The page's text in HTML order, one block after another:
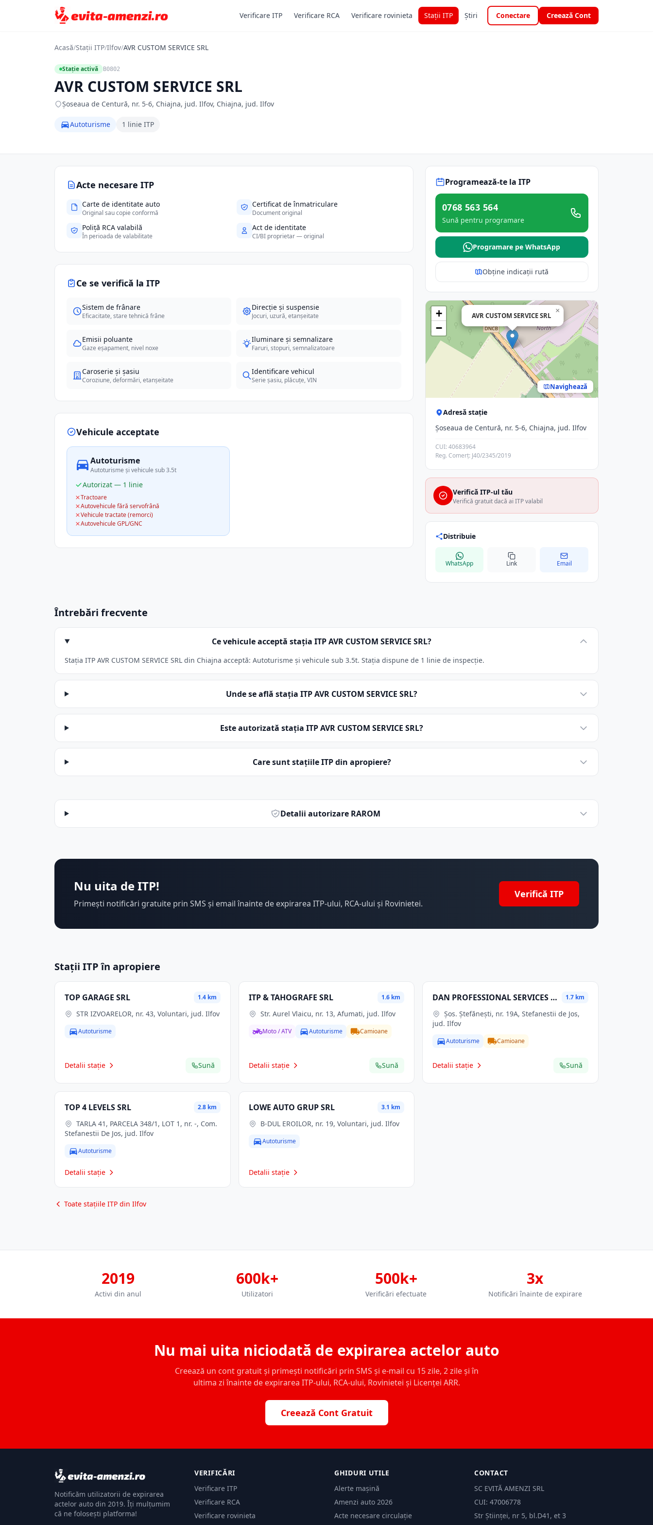
Verificare ITP Verificare RCA Verificare rovinieta Stații ITP Știri Conectare Creează Cont
Acasă/Stații ITP/Ilfov/AVR CUSTOM SERVICE SRL
Stație activă B0802
AVR CUSTOM SERVICE SRL
Şoseaua de Centură, nr. 5-6, Chiajna, jud. Ilfov, Chiajna, jud. Ilfov
Autoturisme 1 linie ITP
Acte necesare ITP
Carte de identitate auto
Original sau copie conformă
Certificat de înmatriculare
Document original
Poliță RCA valabilă
În perioada de valabilitate
Act de identitate
CI/BI proprietar — original
Ce se verifică la ITP
Sistem de frânare
Eficacitate, stare tehnică frâne
Direcție și suspensie
Jocuri, uzură, etanșeitate
Emisii poluante
Gaze eșapament, nivel noxe
Iluminare și semnalizare
Faruri, stopuri, semnalizatoare
Caroserie și șasiu
Coroziune, deformări, etanșeitate
Identificare vehicul
Serie șasiu, plăcuțe, VIN
Vehicule acceptate
Autoturisme
Autoturisme și vehicule sub 3.5t
Autorizat — 1 linie
Tractoare
Autovehicule fără servofrână
Vehicule tractate (remorci)
Autovehicule GPL/GNC
Programează-te la ITP
0768 563 564
Sună pentru programare
Programare pe WhatsApp
Obține indicații rută
AVR CUSTOM SERVICE SRL
×
+
−
Navighează
Adresă stație
Şoseaua de Centură, nr. 5-6, Chiajna, jud. Ilfov
CUI: 40683964
Reg. Comerț: J40/2345/2019
Verifică ITP-ul tău
Verifică gratuit dacă ai ITP valabil
Distribuie
WhatsApp Link Email
Întrebări frecvente
Ce vehicule acceptă stația ITP AVR CUSTOM SERVICE SRL?
Stația ITP AVR CUSTOM SERVICE SRL din Chiajna acceptă: Autoturisme și vehicule sub 3.5t. Stația dispune de 1 linie de inspecție.
Unde se află stația ITP AVR CUSTOM SERVICE SRL?
Este autorizată stația ITP AVR CUSTOM SERVICE SRL?
Care sunt stațiile ITP din apropiere?
Detalii autorizare RAROM
Nu uita de ITP!
Primești notificări gratuite prin SMS și email înainte de expirarea ITP-ului, RCA-ului și Rovinietei.
Verifică ITP
Stații ITP în apropiere
TOP GARAGE SRL 1.4 km
STR IZVOARELOR, nr. 43, Voluntari, jud. Ilfov
Autoturisme
Detalii stație Sună
ITP & TAHOGRAFE SRL 1.6 km
Str. Aurel Vlaicu, nr. 13, Afumati, jud. Ilfov
Moto / ATV Autoturisme Camioane
Detalii stație Sună
DAN PROFESSIONAL SERVICES SRL 1.7 km
Şos. Ştefăneşti, nr. 19A, Stefanestii de Jos,
jud. Ilfov
Autoturisme Camioane
Detalii stație Sună
TOP 4 LEVELS SRL 2.8 km
Stefanestii De Jos, jud. Ilfov
Autoturisme
Detalii stație
LOWE AUTO GRUP SRL 3.1 km
B-DUL EROILOR, nr. 19, Voluntari, jud. Ilfov
Autoturisme
Detalii stație
Toate stațiile ITP din Ilfov
2019
Activi din anul
600k+
Utilizatori
500k+
Verificări efectuate
3x
Notificări înainte de expirare
Nu mai uita niciodată de expirarea actelor auto
Creează un cont gratuit și primești notificări prin SMS și e-mail cu 15 zile, 2 zile și în
ultima zi înainte de expirarea ITP-ului, RCA-ului, Rovinietei și Licenței ARR.
Creează Cont Gratuit
Notificăm utilizatorii de expirarea
actelor auto din 2019. Îți mulțumim
că ne folosești platforma!
VERIFICĂRI
Verificare ITP
Verificare RCA
Verificare rovinieta
GHIDURI UTILE
Alerte mașină
Amenzi auto 2026
Acte necesare circulație
CONTACT
SC EVITĂ AMENZI SRL
CUI: 47006778
Str Științei, nr 5, bl.D41, et 3